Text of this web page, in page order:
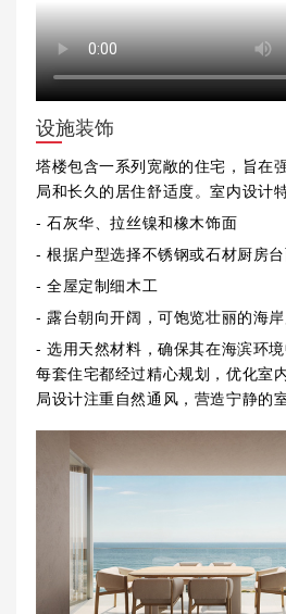
设施装饰
塔楼包含一系列宽敞的住宅，旨在
局和长久的居住舒适度。室内设计
- 石灰华、拉丝镍和橡木饰面
- 根据户型选择不锈钢或石材厨房
- 全屋定制细木工
- 露台朝向开阔，可饱览壮丽的海
- 选用天然材料，确保其在海滨环
每套住宅都经过精心规划，优化室
局设计注重自然通风，营造宁静的